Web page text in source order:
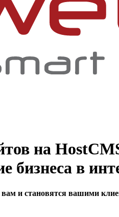
на
бизнеса в
вам и становятся вашими